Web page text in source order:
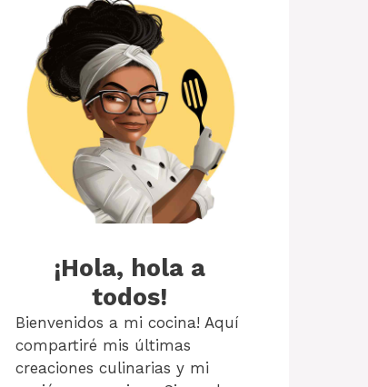
¡Hola, hola a
todos!
Bienvenidos a mi cocina! Aquí
compartiré mis últimas
creaciones culinarias y mi